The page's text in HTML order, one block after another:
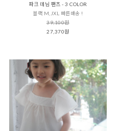
파크 데님 팬츠 - 3 COLOR
블랙 M,JXL 빠른배송 !
39,100원
27,370원